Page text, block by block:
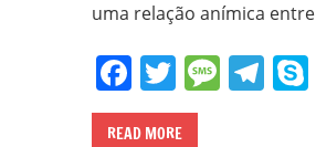
uma relação anímica
Facebook
Twitter
READ MORE